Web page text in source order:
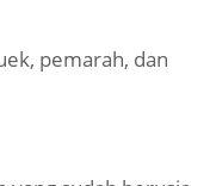
pemarah, dan